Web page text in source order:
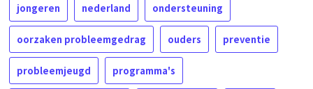
jongeren nederland ondersteuning
oorzaken probleemgedrag ouders preventie
probleemjeugd programma's